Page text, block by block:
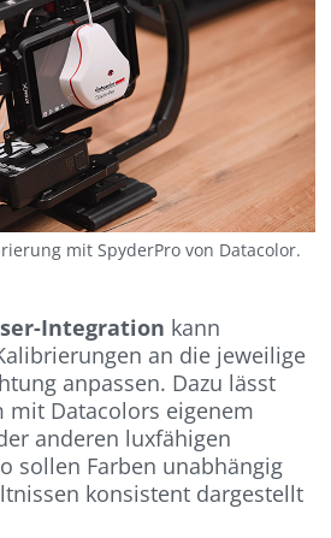
mit SpyderPro von Datacolor.
Integration kann
an die jeweilige
anpassen. Dazu lässt
mit Datacolors eigenem
anderen luxfähigen
sollen Farben unabhängig
konsistent dargestellt